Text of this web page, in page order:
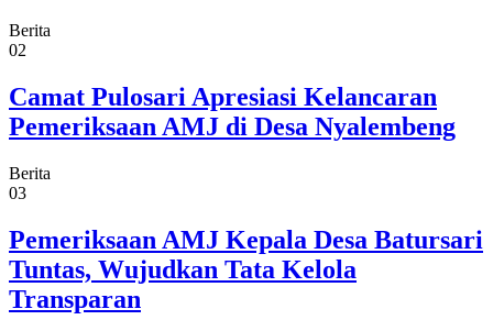
Berita
02
Camat Pulosari Apresiasi Kelancaran
Pemeriksaan AMJ di Desa Nyalembeng
Berita
03
Pemeriksaan AMJ Kepala Desa Batursari
Tuntas, Wujudkan Tata Kelola
Transparan